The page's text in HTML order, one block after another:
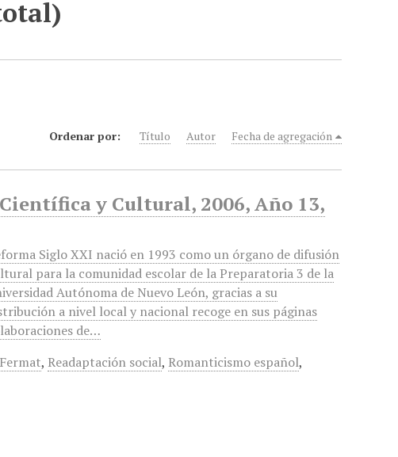
Ordenar por: Título Autor Fecha de agregación
y Cultural, 2006, Año 13,
Siglo XXI nació en 1993 como un órgano de difusión
para la comunidad escolar de la Preparatoria 3 de la
Autónoma de Nuevo León, gracias a su
a nivel local y nacional recoge en sus páginas
de…
Fermat, Readaptación social, Romanticismo español,